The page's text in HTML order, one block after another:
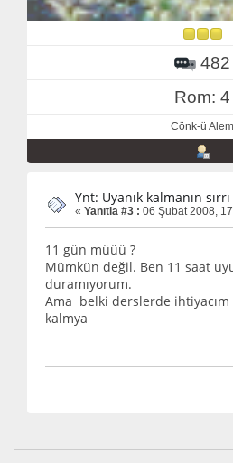
482
Rom: 4
Cönk-ü Alem
Ynt: Uyanık kalmanın sırrı
« Yanıtla #3 : 06 Şubat 2008,
11 gün müüü ?
Mümkün değil. Ben 11 saat
duramıyorum.
Ama belki derslerde ihtiyacım
kalmya